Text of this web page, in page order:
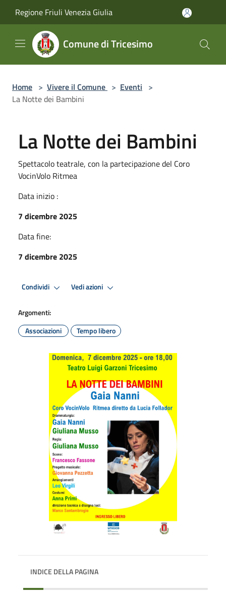
Regione Friuli Venezia Giulia
Comune di Tricesimo
Home > Vivere il Comune > Eventi >
La Notte dei Bambini
La Notte dei Bambini
Spettacolo teatrale, con la partecipazione del Coro
VocinVolo Ritmea
Data inizio :
7 dicembre 2025
Data fine:
7 dicembre 2025
Condividi Vedi azioni
Argomenti:
Associazioni
Tempo libero
INDICE DELLA PAGINA